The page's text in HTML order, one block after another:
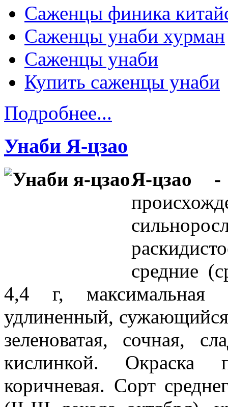
Саженцы финика
Саженцы унаби хурман
Саженцы унаби
Купить саженцы унаби
Подробнее...
Унаби Я-цзао
Я-
средние
4,4 г,
удлиненный,
зеленоватая, сочная,
кислинкой. Окраска
коричневая. Сорт